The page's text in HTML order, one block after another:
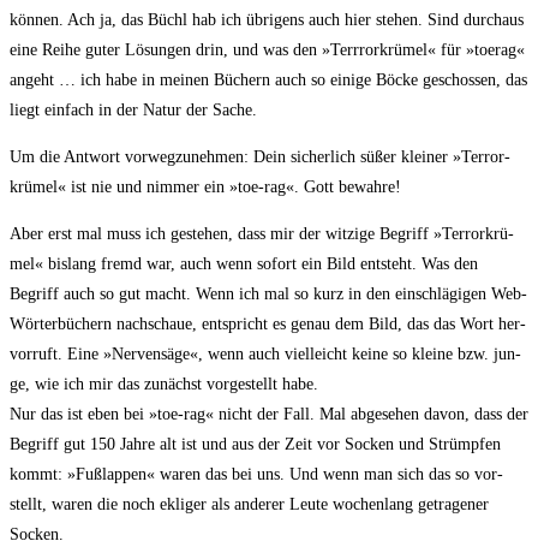
kön­nen. Ach ja, das Büchl hab ich übri­gens auch hier ste­hen. Sind durch­aus
eine Rei­he guter Lösun­gen drin, und was den »Terrror­krü­mel« für »toer­ag«
angeht … ich habe in mei­nen Büchern auch so eini­ge Böcke geschos­sen, das
liegt ein­fach in der Natur der Sache.
Um die Ant­wort vor­weg­zu­neh­men: Dein sicher­lich süßer klei­ner »Ter­ror­
krü­mel« ist nie und nim­mer ein »toe-rag«. Gott bewahre!
Aber erst mal muss ich geste­hen, dass mir der wit­zi­ge Begriff »Ter­ror­krü­
mel« bis­lang fremd war, auch wenn sofort ein Bild ent­steht. Was den
Begriff auch so gut macht. Wenn ich mal so kurz in den ein­schlä­gi­gen Web-
Wör­ter­bü­chern nach­schaue, ent­spricht es genau dem Bild, das das Wort her­
vor­ruft. Eine »Ner­ven­sä­ge«, wenn auch viel­leicht kei­ne so klei­ne bzw. jun­
ge, wie ich mir das zunächst vor­ge­stellt habe.
Nur das ist eben bei »toe-rag« nicht der Fall. Mal abge­se­hen davon, dass der
Begriff gut 150 Jah­re alt ist und aus der Zeit vor Socken und Strümp­fen
kommt: »Fuß­lap­pen« waren das bei uns. Und wenn man sich das so vor­
stellt, waren die noch ekli­ger als ande­rer Leu­te wochen­lang getra­ge­ner
Socken.